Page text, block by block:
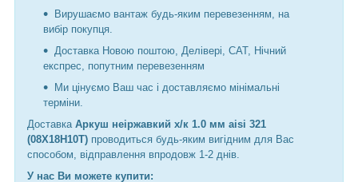
Вирушаємо вантаж будь-яким перевезенням, на
вибір покупця.
Доставка Новою поштою, Делівері, САТ, Нічний
експрес, попутним перевезенням
Ми цінуємо Ваш час і доставляємо мінімальні
терміни.
Доставка Аркуш неіржавкий х/к 1.0 мм aisi 321
(08Х18Н10Т) проводиться будь-яким вигідним для Вас
способом, відправлення впродовж 1-2 днів.
У нас Ви можете купити: